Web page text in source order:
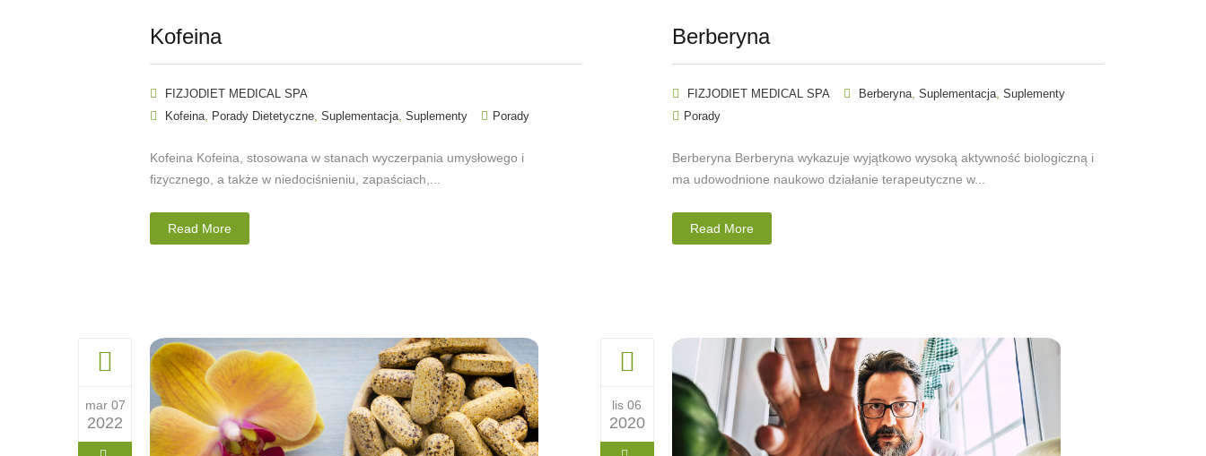
Kofeina
FIZJODIET MEDICAL SPA
Kofeina
Porady Dietetyczne Suplementacja Suplementy Porady
Kofeina Kofeina, stosowana w stanach wyczerpania umysłowego i
fizycznego, a także w niedociśnieniu, zapaściach,...
Read More
Berberyna
FIZJODIET MEDICAL SPA Berberyna, Suplementacja, Suplementy
Porady
Berberyna Berberyna wykazuje wyjątkowo wysoką aktywność biologiczną i
ma udowodnione naukowo działanie terapeutyczne w...
Read More
mar 07
2022
lis 06
2020